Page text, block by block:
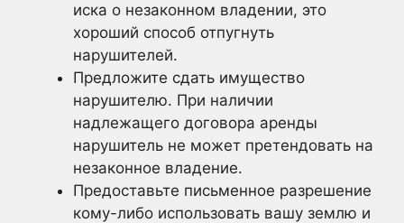
иска о незаконном владении, это
хороший способ отпугнуть
нарушителей.
Предложите сдать имущество
нарушителю. При наличии
надлежащего договора аренды
нарушитель не может претендовать на
незаконное владение.
Предоставьте письменное разрешение
кому-либо использовать вашу землю и